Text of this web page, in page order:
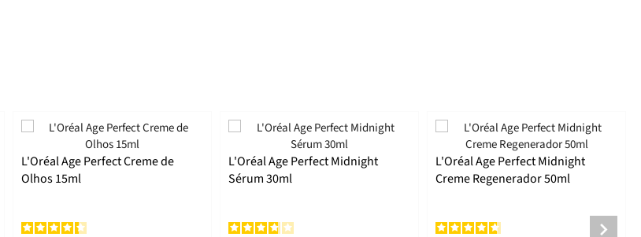
L'Oréal Age Perfect Creme de
Olhos 15ml
L'Oréal Age Perfect Midnight
Sérum 30ml
L'Oréal Age Perfect Midnight
Creme Regenerador 50ml